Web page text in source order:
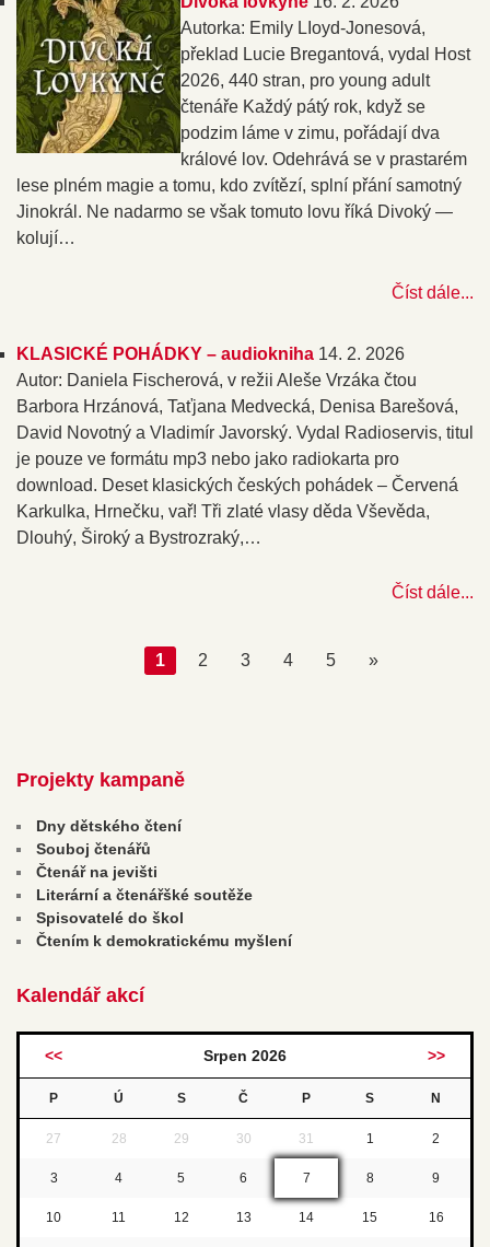
Autorka: Emily LIoyd-Jonesová,
překlad Lucie Bregantová, vydal Host
2026, 440 stran, pro young adult
čtenáře Každý pátý rok, když se
podzim láme v zimu, pořádají dva
králové lov. Odehrává se v prastarém
lese plném magie a tomu, kdo zvítězí, splní přání samotný
Jinokrál. Ne nadarmo se však tomuto lovu říká Divoký —
kolují…
Číst dále...
KLASICKÉ POHÁDKY – audiokniha 14. 2. 2026
Autor: Daniela Fischerová, v režii Aleše Vrzáka čtou
Barbora Hrzánová, Taťjana Medvecká, Denisa Barešová,
David Novotný a Vladimír Javorský. Vydal Radioservis, titul
je pouze ve formátu mp3 nebo jako radiokarta pro
download. Deset klasických českých pohádek – Červená
Karkulka, Hrnečku, vař! Tři zlaté vlasy děda Vševěda,
Dlouhý, Široký a Bystrozraký,…
Číst dále...
1 2 3 4 5 »
Projekty kampaně
Dny dětského čtení
Souboj čtenářů
Čtenář na jevišti
Literární a čtenářšké soutěže
Spisovatelé do škol
Čtením k demokratickému myšlení
Kalendář akcí
<< Srpen 2026 >>
P Ú S Č P S N
27 28 29 30 31 1 2
3 4 5 6 7 8 9
10 11 12 13 14 15 16